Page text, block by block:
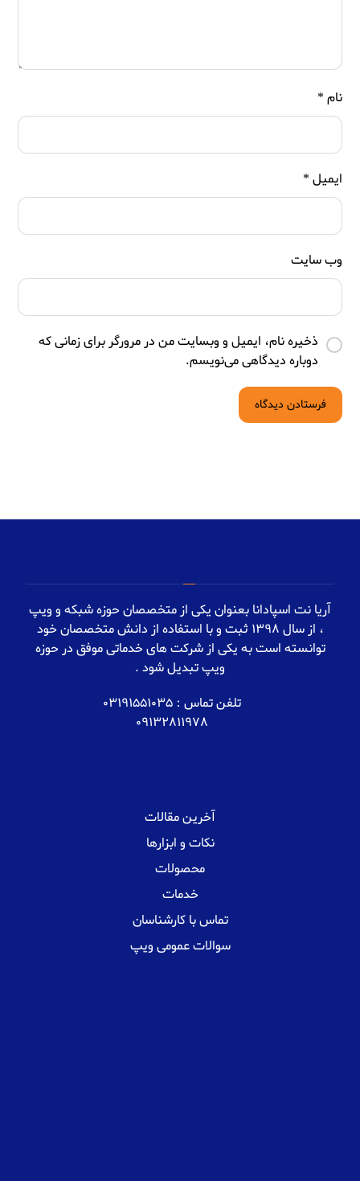
نام *
ایمیل *
وب‌ سایت
ذخیره نام، ایمیل و وبسایت من در مرورگر برای زمانی که
دوباره دیدگاهی می‌نویسم.
آریا نت اسپادانا بعنوان یکی از متخصصان حوزه شبکه و ویپ
، از سال 1398 ثبت و با استفاده از دانش متخصصان خود
توانسته است به یکی از شرکت های خدماتی موفق در حوزه
ویپ تبدیل شود .
تلفن تماس : 03191551035
09132811978
آخرین مقالات
نکات و ابزارها
محصولات
خدمات
تماس با کارشناسان
سوالات عمومی ویپ